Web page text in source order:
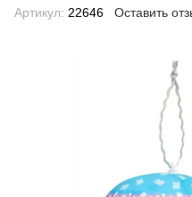
Артикул: 22646 Оставить